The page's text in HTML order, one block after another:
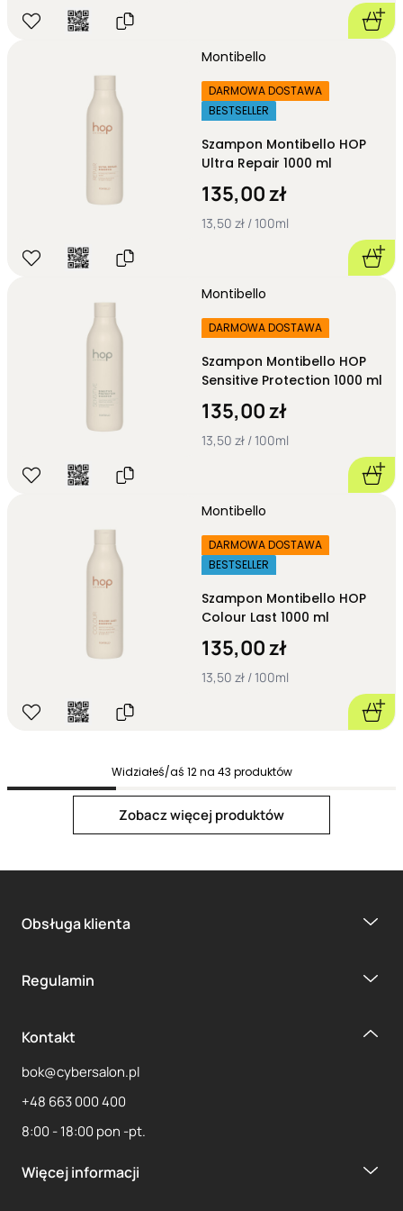
Montibello
DARMOWA DOSTAWA
BESTSELLER
Szampon Montibello HOP
Ultra Repair 1000 ml
135,00 zł
13,50 zł / 100ml
Montibello
DARMOWA DOSTAWA
Szampon Montibello HOP
Sensitive Protection 1000 ml
135,00 zł
13,50 zł / 100ml
Montibello
DARMOWA DOSTAWA
BESTSELLER
Szampon Montibello HOP
Colour Last 1000 ml
135,00 zł
13,50 zł / 100ml
Widziałeś/aś 12na 43 produktów
Zobacz więcej produktów
Next page
Obsługa klienta
Regulamin
Kontakt
bok@cybersalon.pl
+48 663 000 400
8:00 - 18:00 pon -pt.
Więcej informacji